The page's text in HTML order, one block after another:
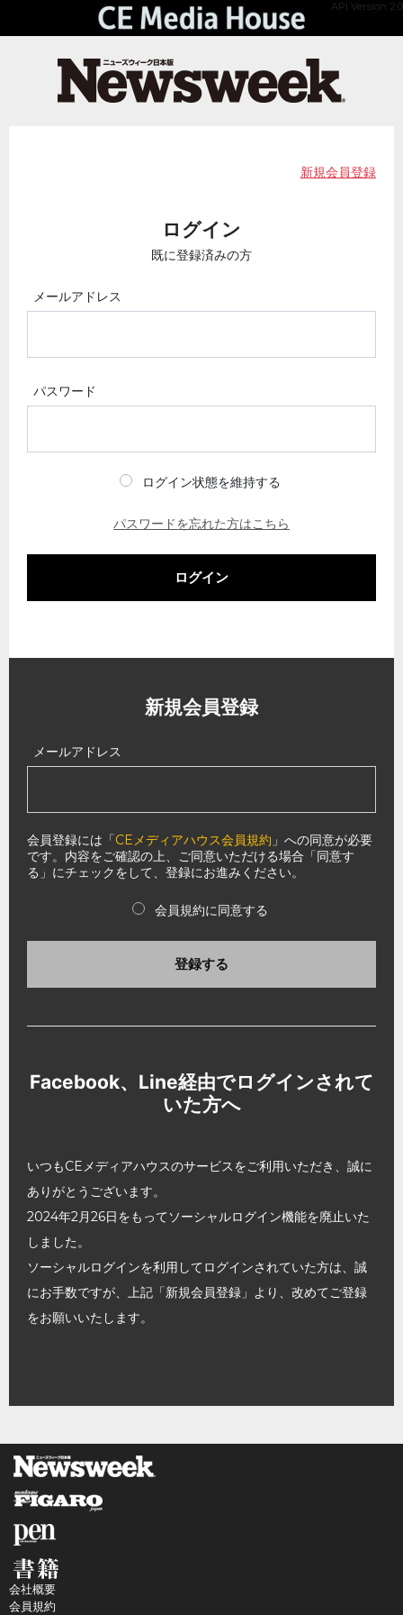
API Version 2.0
新規会員登録
ログイン
既に登録済みの方
メールアドレス
パスワード
ログイン状態を維持する
パスワードを忘れた方はこちら
ログイン
新規会員登録
メールアドレス
会員登録には「CEメディアハウス会員規約 」への同意が必要
です。内容をご確認の上、ご同意いただける場合「同意す
る」にチェックをして、登録にお進みください。
会員規約に同意する
登録する
Facebook、Line経由でログインされて
いた方へ
いつもCEメディアハウスのサービスをご利用いただき、誠に
ありがとうございます。
2024年2月26日をもってソーシャルログイン機能を廃止いた
しました。
ソーシャルログインを利用してログインされていた方は、誠
にお手数ですが、上記「新規会員登録」より、改めてご登録
をお願いいたします。
会社概要
会員規約